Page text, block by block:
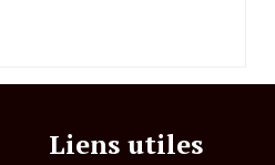
Liens utiles